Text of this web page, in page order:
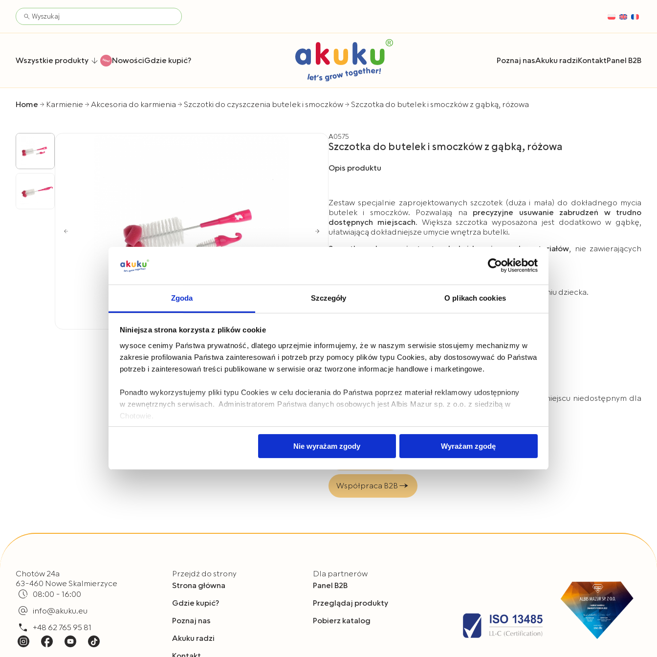
Zgoda Szczegóły O plikach cookies
Niniejsza strona korzysta z plików cookie
wysoce cenimy Państwa prywatność, dlatego uprzejmie informujemy, że w naszym serwisie stosujemy mechanizmy w
zakresie profilowania Państwa zainteresowań i potrzeb przy pomocy plików typu Cookies, aby dostosowywać do Państwa
potrzeb i zainteresowań treści publikowane w serwisie oraz tworzone informacje handlowe i marketingowe.
Ponadto wykorzystujemy pliki typu Cookies w celu docierania do Państwa poprzez materiał reklamowy udostępniony
w zewnętrznych serwisach. Administratorem Państwa danych osobowych jest Albis Mazur sp. z o.o. z siedzibą w
Chotowie.
urządzeniach informacji oraz uzyskiwania dostępu do tych informacji oraz zasady przetwarzania Państwa danych
Jeżeli wyrażają Państwo zgodę na przetwarzanie Państwa danych w powyższych celach, prosimy poniżej o wybór opcji
„Wyrażam zgodę”. Jeżeli nie wyrażają Państwo zgody na wykorzystanie Państwa danych w związku ze stosowaniem
Mogą Państwo także w każdym czasie cofnąć wyrażoną zgodę poprzez zmianę ustawień przeglądarki, z której
Nie wyrażam zgody Wyrażam zgodę
Wszystkie produkty NowościGdzie kupić? Poznaj nasAkuku radziKontaktPanel B2B
Home Karmienie Akcesoria do karmienia Szczotki do czyszczenia butelek i smoczków Szczotka do butelek i smoczków z gąbką, różowa
A0575
Szczotka do butelek i smoczków z gąbką, różowa
Opis produktu
Zestaw specjalnie zaprojektowanych szczotek (duża i mała) do dokładnego mycia
butelek i smoczków. Pozwalają na precyzyjne usuwanie zabrudzeń w trudno
dostępnych miejscach. Większa szczotka wyposażona jest dodatkowo w gąbkę,
ułatwiającą dokładniejsze umycie wnętrza butelki.
Szczotka wykonana jest z trwałych i bezpiecznych materiałów, nie zawierających
Pamiętaj, aby butelki i smoczki myć bezpośrednio po karmieniu dziecka.
Ostrzeżenie!Produkt nie jest zabawką. Przechowuj go w miejscu niedostępnym dla
dziecka.
KOD EAN: 5907644005758
Gdzie kupić?
Współpraca B2B
Chotów 24a
63-460 Nowe Skalmierzyce
08:00 - 16:00
info@akuku.eu
+48 62 765 95 81
Przejdź do strony
Strona główna
Gdzie kupić?
Poznaj nas
Akuku radzi
Dla partnerów
Panel B2B
Przeglądaj produkty
Pobierz katalog